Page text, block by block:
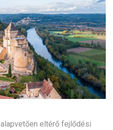
eltérő fejlődési